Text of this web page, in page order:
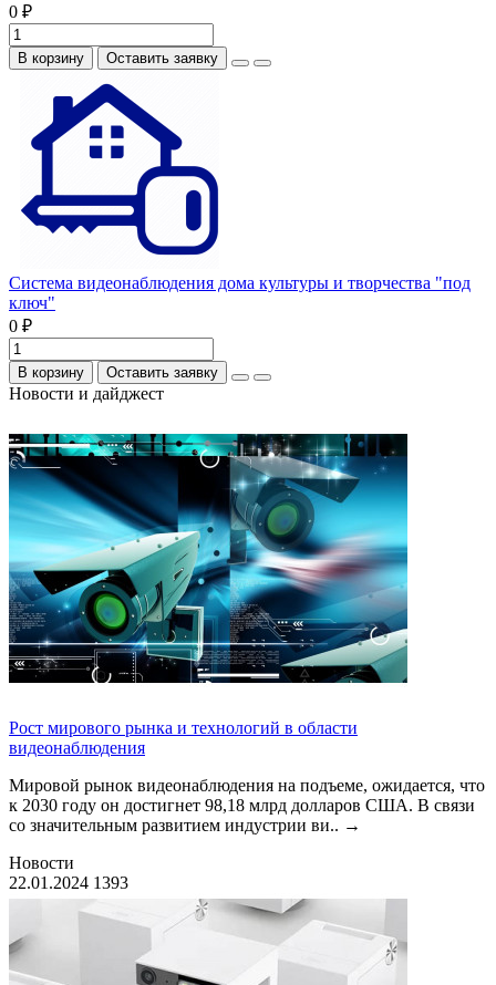
0 ₽
В корзину Оставить заявку
Система видеонаблюдения дома культуры и творчества "под
ключ"
0 ₽
В корзину Оставить заявку
Новости и дайджест
Рост мирового рынка и технологий в области
видеонаблюдения
Мировой рынок видеонаблюдения на подъеме, ожидается, что
к 2030 году он достигнет 98,18 млрд долларов США. В связи
со значительным развитием индустрии ви.. →
Новости
22.01.2024 1393